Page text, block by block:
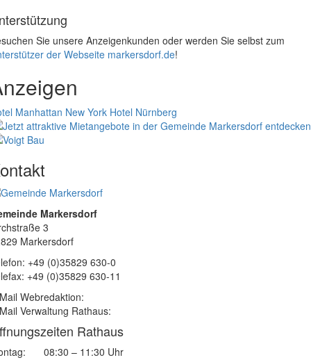
Sie unsere Anzeigenkunden oder werden Sie selbst zum
der Webseite markersdorf.de!
Manhattan New York Hotel Nürnberg
Markersdorf
3
Markersdorf
+49 (0)35829 630-0
+49 (0)35829 630-11
Webredaktion:
Verwaltung Rathaus:
Rathaus
08:30 – 11:30 Uhr